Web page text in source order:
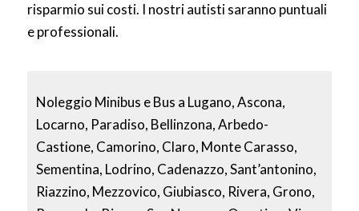
risparmio sui costi. I nostri autisti saranno puntuali
e professionali.
Noleggio Minibus e Bus a Lugano, Ascona,
Locarno, Paradiso, Bellinzona, Arbedo-
Castione, Camorino, Claro, Monte Carasso,
Sementina, Lodrino, Cadenazzo, Sant’antonino,
Riazzino, Mezzovico, Giubiasco, Rivera, Grono,